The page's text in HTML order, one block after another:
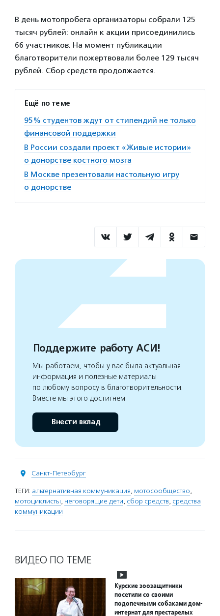
В день мотопробега организаторы собрали 125
тысяч рублей: онлайн к акции присоединились
66 участников. На момент публикации
благотворители пожертвовали более 129 тысяч
рублей. Сбор средств продолжается.
Ещё по теме
95% студентов ждут от стипендий не только
финансовой поддержки
В России создали проект «Живые истории»
о донорстве костного мозга
В Москве презентовали настольную игру
о донорстве
Поддержите работу АСИ!
Мы работаем, чтобы у вас была актуальная
информация и полезные материалы
по любому вопросу в благотворительности.
Вместе мы этого достигнем
Внести вклад
Санкт-Петербург
ТЕГИ: альтернативная коммуникация, мотосообщество,
мотоциклисты, неговорящие дети, сбор средств, средства
коммуникации
ВИДЕО ПО ТЕМЕ
Курские зоозащитники
посетили со своими
подопечными собаками дом-
интернат для престарелых